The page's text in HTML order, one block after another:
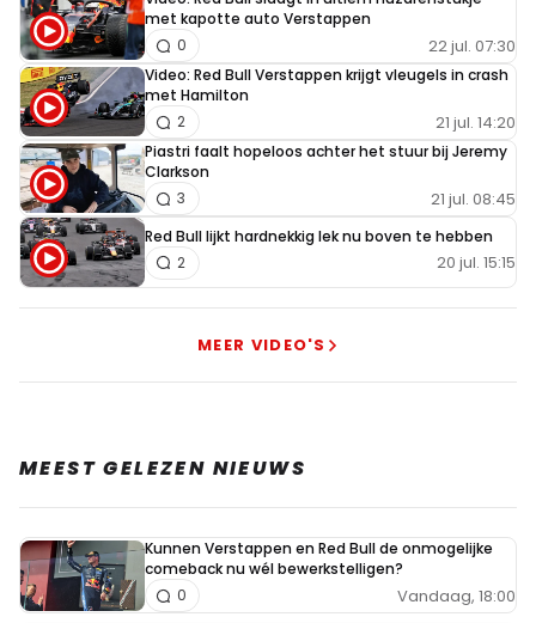
met kapotte auto Verstappen
22 jul. 07:30
0
Video: Red Bull Verstappen krijgt vleugels in crash
met Hamilton
21 jul. 14:20
2
Piastri faalt hopeloos achter het stuur bij Jeremy
Clarkson
21 jul. 08:45
3
Red Bull lijkt hardnekkig lek nu boven te hebben
20 jul. 15:15
2
MEER VIDEO'S
MEEST GELEZEN NIEUWS
Kunnen Verstappen en Red Bull de onmogelijke
comeback nu wél bewerkstelligen?
Vandaag, 18:00
0